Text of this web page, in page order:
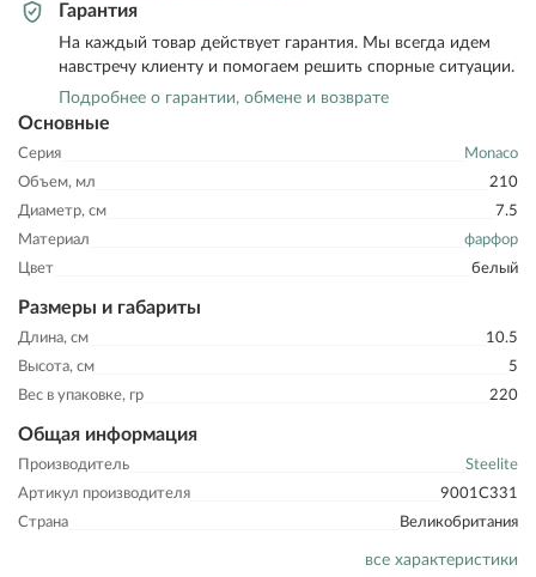
Основные
Серия
Monaco
Объем, мл
210
Диаметр, см
7.5
Материал
фарфор
Цвет
белый
Размеры и габариты
Длина, см
10.5
Высота, см
5
Вес в упаковке, гр
220
Общая информация
Производитель
Steelite
Артикул производителя
9001C331
Страна
Великобритания
все характеристики
Гарантия
На каждый товар действует гарантия. Мы всегда идем
навстречу клиенту и помогаем решить спорные ситуации.
Подробнее о гарантии, обмене и возврате